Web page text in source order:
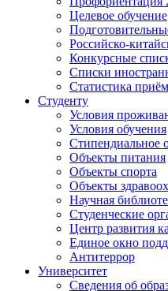
Целевое обучение
Российско-
Конкурсные
Списки
Статистика
Студенту
Условия
Условия обучения
Стипендиальное
Объекты питания
Объекты спорта
Объекты
Научная
Студенческие
Центр развития
Единое окно
Антитеррор
Университет
Сведения об